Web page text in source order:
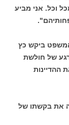
וכל. אני מביע
ביקש כץ
של חולשת
ההדיינות
את בקשתו של